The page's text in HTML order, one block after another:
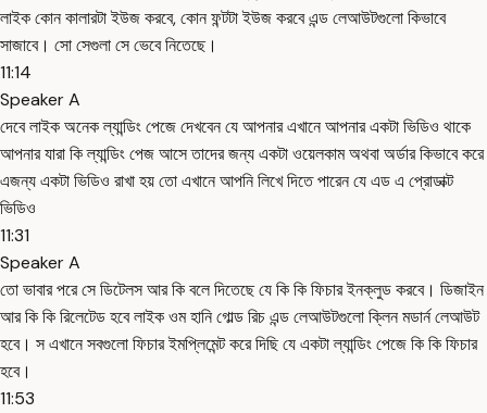
লাইক কোন কালারটা ইউজ করবে, কোন ফন্টটা ইউজ করবে এন্ড লেআউটগুলো কিভাবে
সাজাবে। সো সেগুলা সে ভেবে নিতেছে।
11:14
Speaker A
দেবে লাইক অনেক ল্যান্ডিং পেজে দেখবেন যে আপনার এখানে আপনার একটা ভিডিও থাকে
আপনার যারা কি ল্যান্ডিং পেজ আসে তাদের জন্য একটা ওয়েলকাম অথবা অর্ডার কিভাবে করে
এজন্য একটা ভিডিও রাখা হয় তো এখানে আপনি লিখে দিতে পারেন যে এড এ প্রোডাক্ট
ভিডিও
11:31
Speaker A
তো ভাবার পরে সে ডিটেলস আর কি বলে দিতেছে যে কি কি ফিচার ইনক্লুড করবে। ডিজাইন
আর কি কি রিলেটেড হবে লাইক ওম হানি গোল্ড রিচ এন্ড লেআউটগুলো ক্লিন মডার্ন লেআউট
হবে। স এখানে সবগুলো ফিচার ইমপ্লিমেন্ট করে দিছি যে একটা ল্যান্ডিং পেজে কি কি ফিচার
হবে।
11:53